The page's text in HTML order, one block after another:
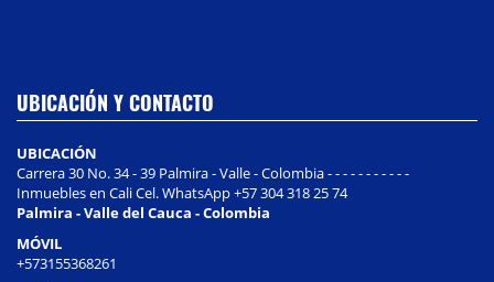
UBICACIÓN Y CONTACTO
UBICACIÓN
Carrera 30 No. 34 - 39 Palmira - Valle - Colombia - - - - - - - - - - -
Inmuebles en Cali Cel. WhatsApp +57 304 318 25 74
Palmira - Valle del Cauca - Colombia
MÓVIL
+573155368261